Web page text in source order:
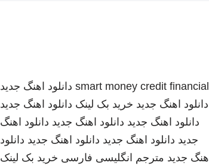
smart money credit financial دانلود اهنگ جدید
دانلود اهنگ جدید خرید بک لینک دانلود اهنگ جدید
دانلود اهنگ جدید دانلود اهنگ جدید دانلود اهنگ
جدید دانلود اهنگ جدید دانلود اهنگ جدید دانلود
اهنگ جدید مترجم انگلیسی فارسی خرید بک لینک